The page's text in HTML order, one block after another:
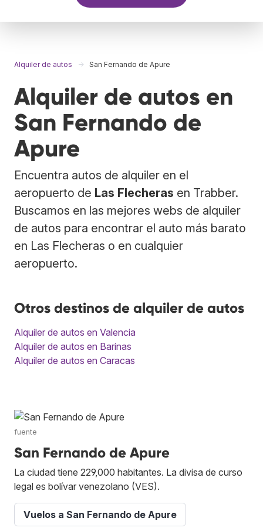
Alquiler de autos San Fernando de Apure
Alquiler de autos en
San Fernando de
Apure
Encuentra autos de alquiler en el
aeropuerto de Las Flecheras en Trabber.
Buscamos en las mejores webs de alquiler
de autos para encontrar el auto más barato
en Las Flecheras o en cualquier
aeropuerto.
Otros destinos de alquiler de autos
Alquiler de autos en Valencia
Alquiler de autos en Barinas
Alquiler de autos en Caracas
fuente
San Fernando de Apure
La ciudad tiene 229,000 habitantes. La divisa de curso
legal es bolívar venezolano (VES).
Vuelos a San Fernando de Apure